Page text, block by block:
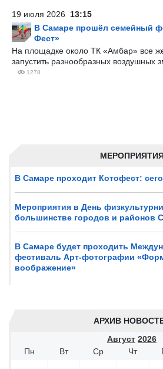
В Самаре проходит Котофест:
Мероприятия в День
большинстве городов и районов
В Самаре будет проходить
фестиваль Арт-фотографии
воображение»
АРХИВ
Август 2026
Пн
Вт Ср Чт
19 июля 2026 13:15
В Самаре прошёл семейный
Фест»
На площадке около ТК «Амбар» все
запустить разнообразных воздушных
1278